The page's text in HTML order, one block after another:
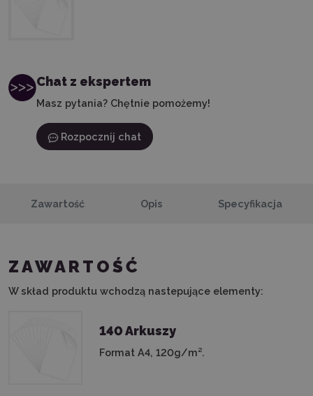
Chat z ekspertem
Masz pytania? Chętnie pomożemy!
Rozpocznij chat
Zawartość Opis Specyfikacja
ZAWARTOŚĆ
W skład produktu wchodzą nastepujące elementy:
140 Arkuszy
Format A4, 120g/m².